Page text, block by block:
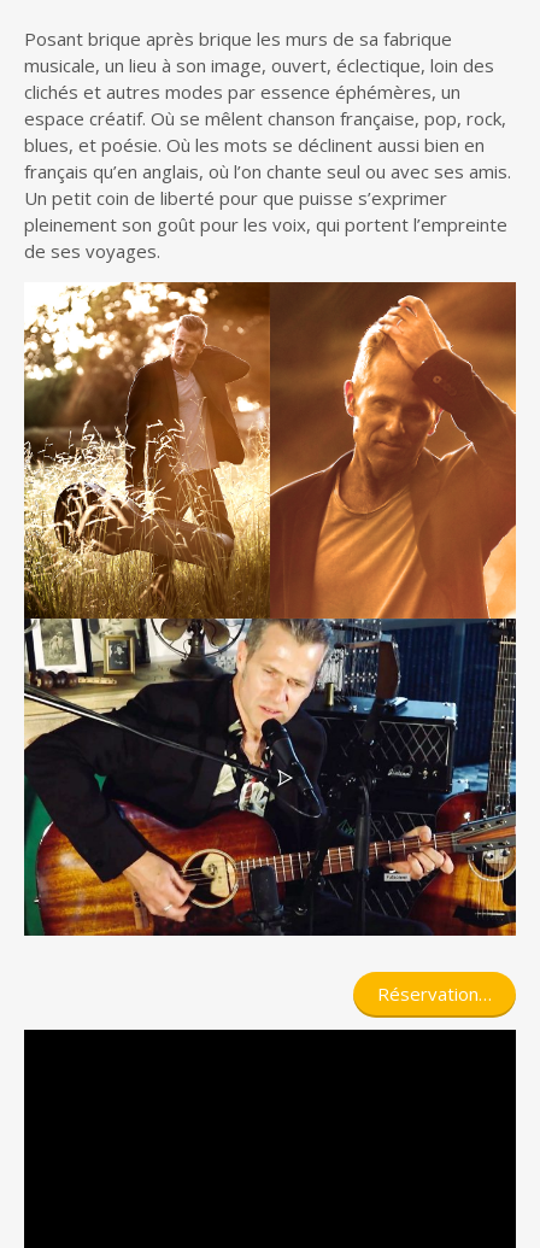
Posant brique après brique les murs de sa fabrique
musicale, un lieu à son image, ouvert, éclectique, loin des
clichés et autres modes par essence éphémères, un
espace créatif. Où se mêlent chanson française, pop, rock,
blues, et poésie. Où les mots se déclinent aussi bien en
français qu’en anglais, où l’on chante seul ou avec ses amis.
Un petit coin de liberté pour que puisse s’exprimer
pleinement son goût pour les voix, qui portent l’empreinte
de ses voyages.
Réservation…